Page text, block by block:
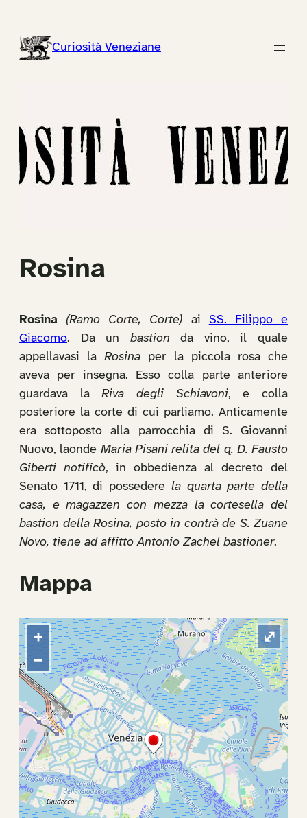
contenutoCuriosità Veneziane
Rosina
Rosina (Ramo Corte, Corte) ai SS. Filippo e
Giacomo. Da un bastion da vino, il quale
appellavasi laRosina per la piccola rosa che
aveva per insegna. Esso colla parte anteriore
guardava laRiva degli Schiavoni, e colla
posteriore la corte di cui parliamo. Anticamente
era sottoposto alla parrocchia di S. Giovanni
Nuovo, laonde Maria Pisani relita del q. D. Fausto
Giberti notificò, in obbedienza al decreto del
Senato 1711, di possedere la quarta parte della
casa, e magazzen con mezza la cortesella del
bastion della Rosina, posto in contrà de S. Zuane
Novo, tiene ad affitto Antonio Zachel bastioner.
Mappa